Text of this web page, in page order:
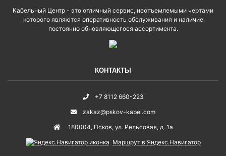
Кабельный Центр - это отличный сервис, неотъемлемыми чертами
которого являются оперативность обслуживания и наличие
постоянно обновляющегося ассортимента.
КОНТАКТЫ
+7 8112 660-223
zakaz@pskov-kabel.com
180004, Псков, ул. Рельсовая, д. 1а
Маршрут в Яндекс.Навигатор